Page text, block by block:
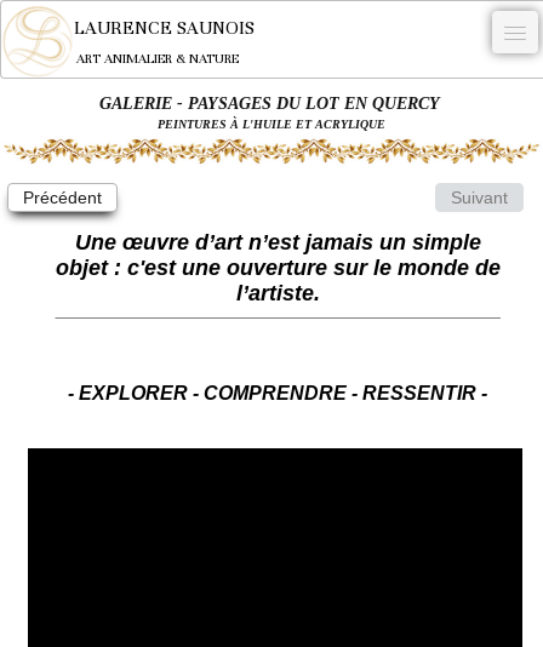
LAURENCE SAUNOIS
ART ANIMALIER & NATURE
NYMPHEUS LUMINANSIS.
OEUVRES
BECASSE
NEWS
GALERIE - PAYSAGES DU LOT EN QUERCY
PEINTURES À L'HUILE ET ACRYLIQUE
Précédent Suivant
Une œuvre d’art n’est jamais un simple
objet : c'est une ouverture sur le monde de
l’artiste.
- EXPLORER - COMPRENDRE - RESSENTIR -